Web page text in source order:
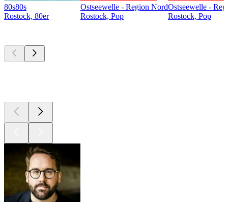
80s80s
Rostock, 80er
Ostseewelle - Region Nord
Rostock, Pop
Ostseewelle -
Rostock, Pop